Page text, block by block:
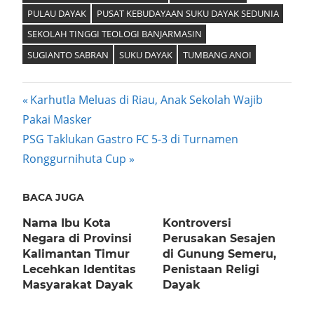
PULAU DAYAK
PUSAT KEBUDAYAAN SUKU DAYAK SEDUNIA
SEKOLAH TINGGI TEOLOGI BANJARMASIN
SUGIANTO SABRAN
SUKU DAYAK TUMBANG ANOI
Post
navigation
Previous
Post:
Karhutla Meluas di Riau, Anak Sekolah Wajib
Pakai Masker
Next
Post:
PSG Taklukan Gastro FC 5-3 di Turnamen
Ronggurnihuta Cup
BACA JUGA
Nama Ibu Kota
Negara di Provinsi
Kalimantan Timur
Lecehkan Identitas
Masyarakat Dayak
Kontroversi
Perusakan Sesajen
di Gunung Semeru,
Penistaan Religi
Dayak